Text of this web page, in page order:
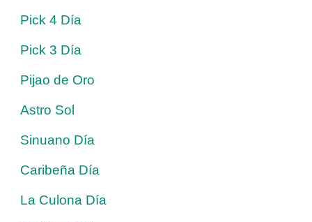
Pick 4 Día
Pick 3 Día
Pijao de Oro
Astro Sol
Sinuano Día
Caribeña Día
La Culona Día